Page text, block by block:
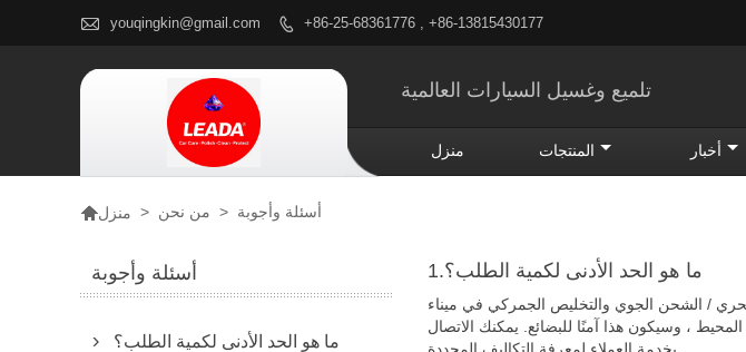
 youqingkin@gmail.com  +86-25-68361776 , +86-13815430177
تلميع وغسيل السيارات العالمية
منزل المنتجات أخبار
منزل > من نحن > أسئلة وأجوبة
1.ما هو الحد الأدنى لكمية الطلب؟
/ الشحن الجوي والتخليص الجمركي في ميناء
، وسيكون هذا آمنًا للبضائع. يمكنك الاتصال
أسئلة وأجوبة
 ما هو الحد الأدنى لكمية الطلب؟